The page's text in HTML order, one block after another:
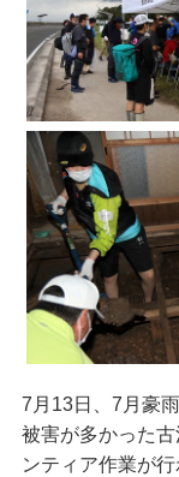
7月13日、7月豪
被害が多かった
ンティア作業が行